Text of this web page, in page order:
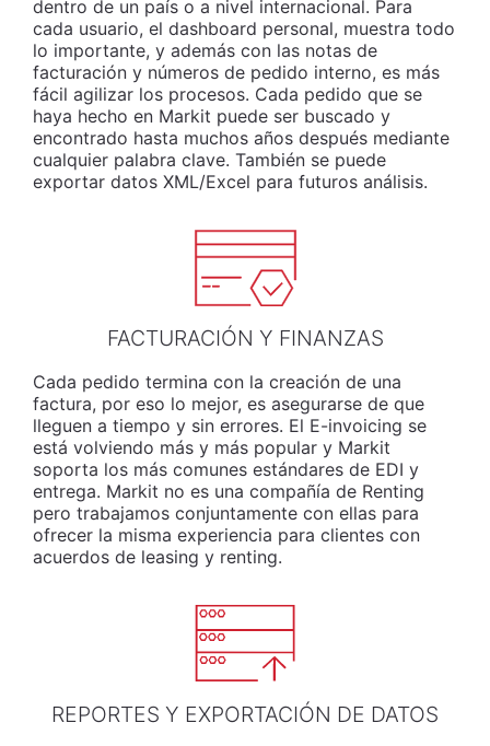
dentro de un país o a nivel internacional. Para
cada usuario, el dashboard personal, muestra todo
lo importante, y además con las notas de
facturación y números de pedido interno, es más
fácil agilizar los procesos. Cada pedido que se
haya hecho en Markit puede ser buscado y
encontrado hasta muchos años después mediante
cualquier palabra clave. También se puede
exportar datos XML/Excel para futuros análisis.
FACTURACIÓN Y FINANZAS
Cada pedido termina con la creación de una
factura, por eso lo mejor, es asegurarse de que
lleguen a tiempo y sin errores. El E-invoicing se
está volviendo más y más popular y Markit
soporta los más comunes estándares de EDI y
entrega. Markit no es una compañía de Renting
pero trabajamos conjuntamente con ellas para
ofrecer la misma experiencia para clientes con
acuerdos de leasing y renting.
REPORTES Y EXPORTACIÓN DE DATOS